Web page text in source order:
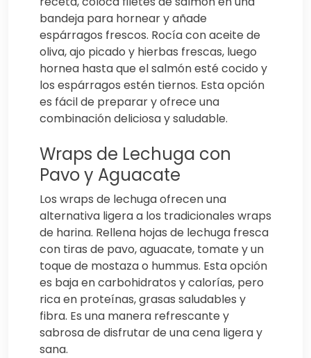
bandeja para hornear y añade
espárragos frescos. Rocía con aceite de
oliva, ajo picado y hierbas frescas, luego
hornea hasta que el salmón esté cocido y
los espárragos estén tiernos. Esta opción
es fácil de preparar y ofrece una
combinación deliciosa y saludable.
Wraps de Lechuga con
Pavo y Aguacate
Los wraps de lechuga ofrecen una
alternativa ligera a los tradicionales wraps
de harina. Rellena hojas de lechuga fresca
con tiras de pavo, aguacate, tomate y un
toque de mostaza o hummus. Esta opción
es baja en carbohidratos y calorías, pero
rica en proteínas, grasas saludables y
fibra. Es una manera refrescante y
sabrosa de disfrutar de una cena ligera y
sana.